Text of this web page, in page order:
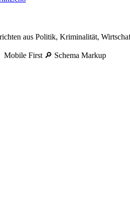
aus Politik, Kriminalität,
Mobile First 🔎 Schema Markup